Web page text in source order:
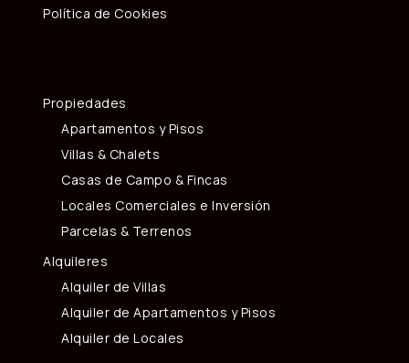
Política de Cookies
Propiedades
Apartamentos y Pisos
Villas & Chalets
Casas de Campo & Fincas
Locales Comerciales e Inversión
Parcelas & Terrenos
Alquileres
Alquiler de Villas
Alquiler de Apartamentos y Pisos
Alquiler de Locales